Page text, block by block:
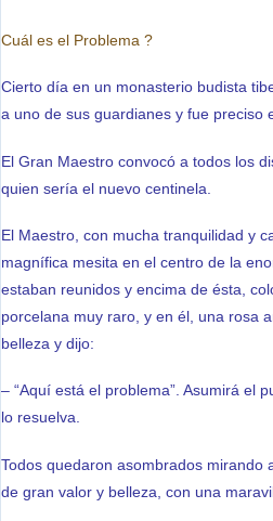
Cuál es el Problema ?
Cierto día en un monasterio budista
a uno de sus guardianes y fue preciso
El Gran Maestro convocó a todos los
quien sería el nuevo centinela.
El Maestro, con mucha tranquilidad y
magnífica mesita en el centro de la
estaban reunidos y encima de ésta,
porcelana muy raro, y en él, una rosa
belleza y dijo:
– “Aquí está el problema”. Asumirá el
lo resuelva.
Todos quedaron asombrados mirando
de gran valor y belleza, con una